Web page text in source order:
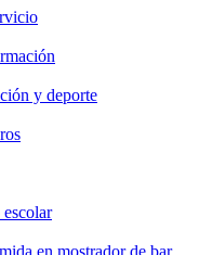
y deporte